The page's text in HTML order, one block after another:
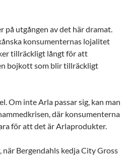
på utgången av det här dramat.
konsumenternas lojalitet
tillräckligt långt för att
bojkott som blir tillräckligt
Om inte Arla passar sig, kan man
där konsumenterna
för att det är Arlaprodukter.
Bergendahls kedja City Gross